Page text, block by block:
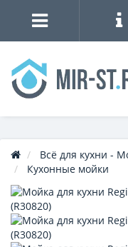
Всё для кухни -
Кухонные мойки